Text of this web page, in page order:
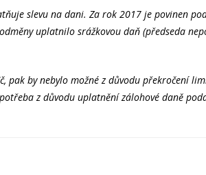
slevu na dani. Za rok 2017 je povinen
uplatnilo srážkovou daň (předseda
pak by nebylo možné z důvodu překročení
z důvodu uplatnění zálohové daně